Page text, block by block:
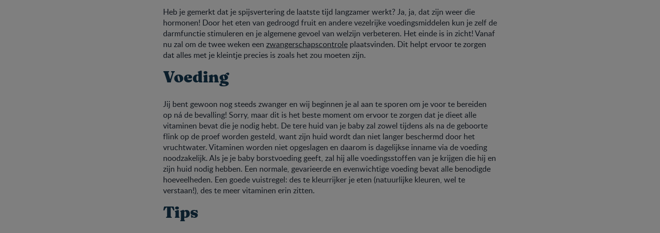
Heb je gemerkt dat je spijsvertering de laatste tijd langzamer werkt? Ja, ja, dat zijn weer die
hormonen! Door het eten van gedroogd fruit en andere vezelrijke voedingsmiddelen kun je zelf de
darmfunctie stimuleren en je algemene gevoel van welzijn verbeteren. Het einde is in zicht! Vanaf
nu zal om de twee weken een zwangerschapscontroleplaatsvinden. Dit helpt ervoor te zorgen
dat alles met je kleintje precies is zoals het zou moeten zijn.
Voeding
Jij bent gewoon nog steeds zwanger en wij beginnen je al aan te sporen om je voor te bereiden
op ná de bevalling! Sorry, maar dit is het beste moment om ervoor te zorgen dat je dieet alle
vitaminen bevat die je nodig hebt. De tere huid van je baby zal zowel tijdens als na de geboorte
flink op de proef worden gesteld, want zijn huid wordt dan niet langer beschermd door het
vruchtwater. Vitaminen worden niet opgeslagen en daarom is dagelijkse inname via de voeding
noodzakelijk. Als je je baby borstvoeding geeft, zal hij alle voedingsstoffen van je krijgen die hij en
zijn huid nodig hebben. Een normale, gevarieerde en evenwichtige voeding bevat alle benodigde
hoeveelheden. Een goede vuistregel: des te kleurrijker je eten (natuurlijke kleuren, wel te
verstaan!), des te meer vitaminen erin zitten.
Tips